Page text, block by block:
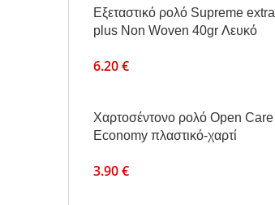
Εξεταστικό ρολό Supreme extra
plus Non Woven 40gr Λευκό
6.20€
Χαρτοσέντονο ρολό Open Care
Economy πλαστικό-χαρτί
3.90€